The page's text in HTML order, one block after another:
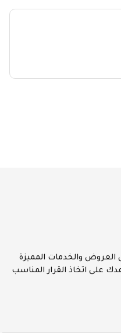
والخدمات المميزة
على اتخاذ القرار المناسب